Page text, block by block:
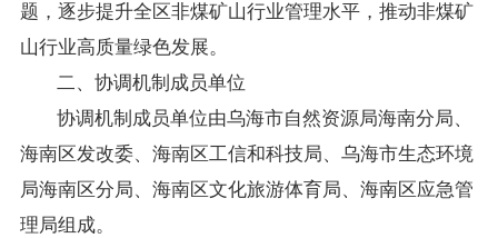
题，逐步提升全区非煤矿山行业管理水平，推动非煤矿
山行业高质量绿色发展。
二、协调机制成员单位
协调机制成员单位由乌海市自然资源局海南分局、
海南区发改委、 海南区工信和科技局、 乌海市生态环境
局海南区分局、海南区文化旅游体育 局、 海南区 应急管
理局组成。